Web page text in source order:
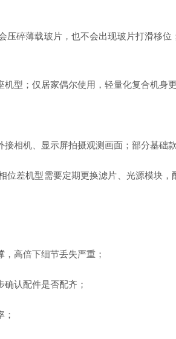
薄载玻片，也不会出现玻片打滑移位
；仅居家偶尔使用，轻量化复合机身更
机、显示屏拍摄观测画面；部分基础
机型需要定期更换滤片、光源模块，
高倍下细节丢失严重；
认配件是否配齐；